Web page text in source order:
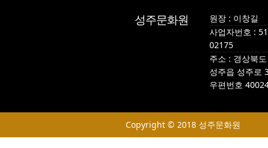
성주문화원
원장 : 이창길
사업자번호 :
02175
주소 : 경상북
성주읍 성주로
우편번호
Copyright © 2018 성주문화원